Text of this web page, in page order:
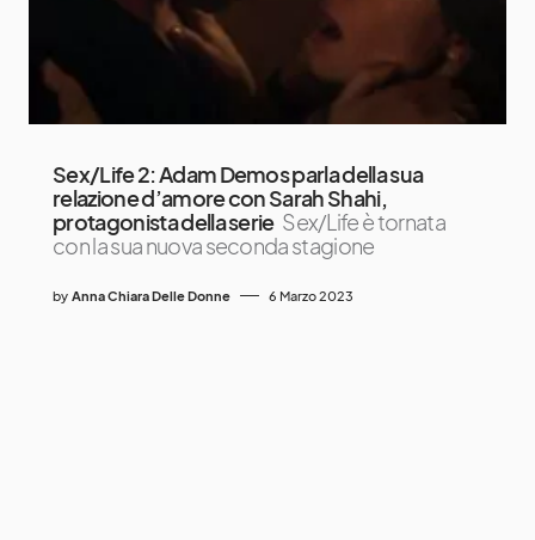
Sex/Life 2: Adam Demos parla della sua
relazione d’amore con Sarah Shahi,
protagonista della serie Sex/Life è tornata
con la sua nuova seconda stagione
by Anna Chiara Delle Donne 6 Marzo 2023